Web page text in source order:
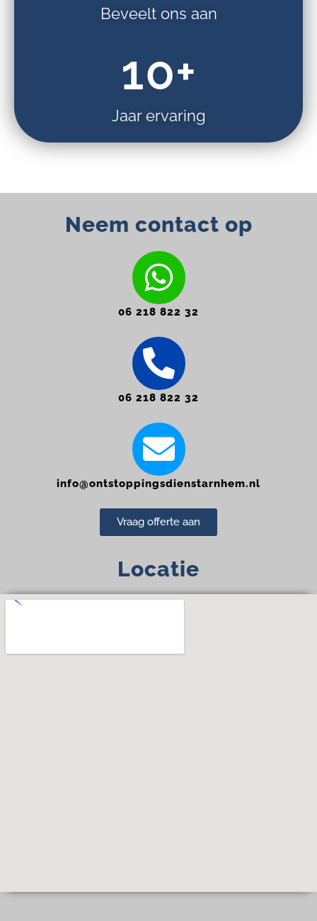
Beveelt ons aan
Jaar ervaring
10+
Neem contact op
06 218 822 32
06 218 822 32
info@ontstoppingsdienstarnhem.nl
Vraag offerte aan
Locatie